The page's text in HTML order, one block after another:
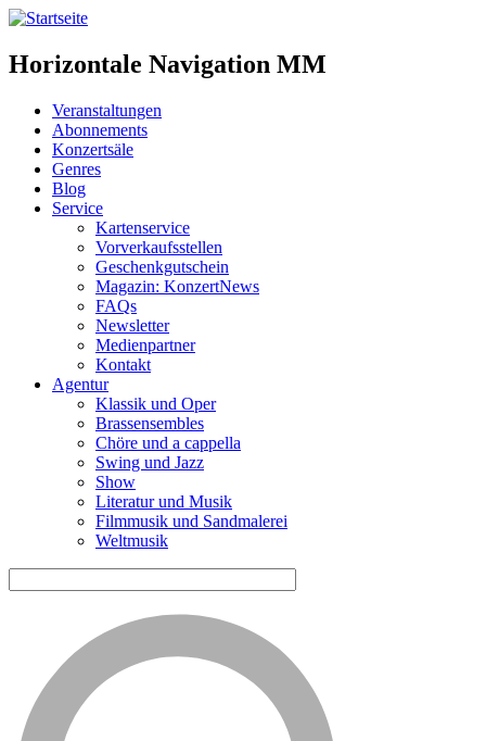
Horizontale Navigation MM
Veranstaltungen
Abonnements
Konzertsäle
Genres
Blog
Service
Kartenservice
Vorverkaufsstellen
Geschenkgutschein
Magazin: KonzertNews
FAQs
Newsletter
Medienpartner
Kontakt
Agentur
Klassik und Oper
Brassensembles
Chöre und a cappella
Swing und Jazz
Show
Literatur und Musik
Filmmusik und Sandmalerei
Weltmusik